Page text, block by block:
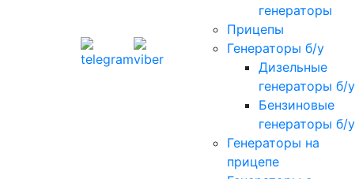
генераторы
Прицепы
Генераторы б/у
Дизельные
генераторы б/у
Бензиновые
генераторы б/у
Генераторы на
прицепе